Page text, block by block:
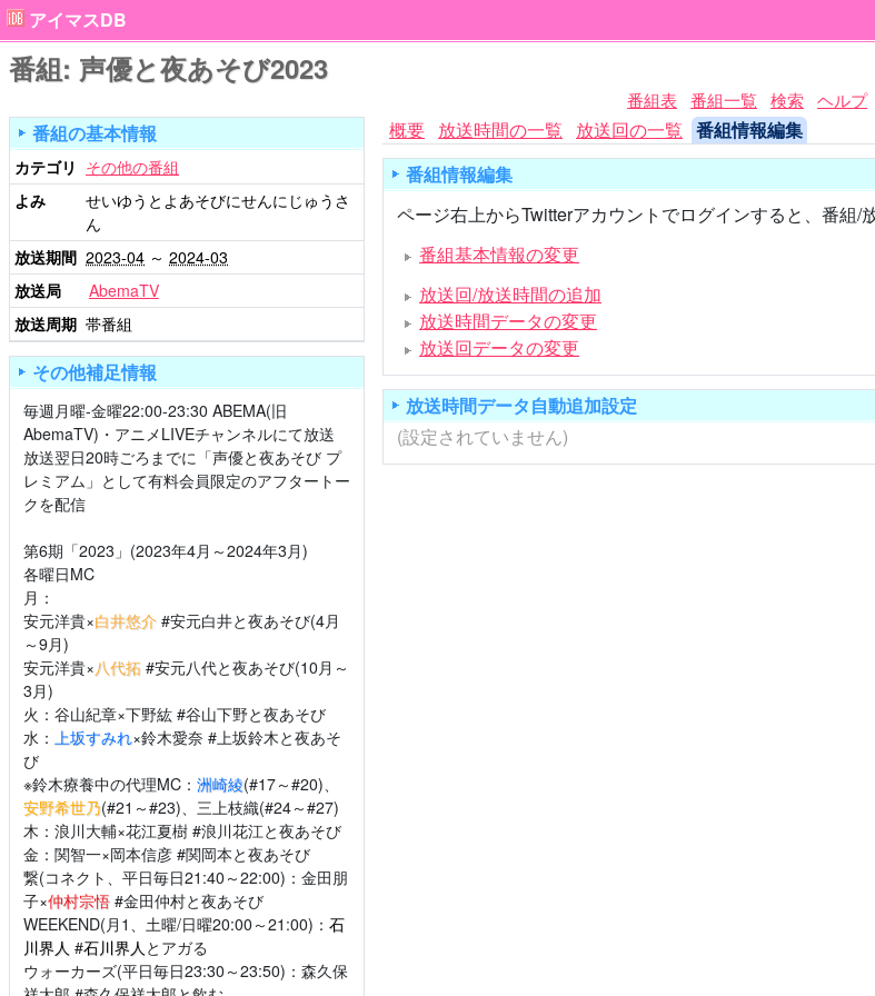
アイマスDB
番組: 声優と夜あそび2023
番組表 番組一覧 検索 ヘルプ
概要 放送時間の一覧 放送回の一覧 番組情報編集
番組情報編集
ページ右上からTwitterアカウントでログインすると、番組/
番組基本情報の変更
放送回/放送時間の追加
放送時間データの変更
放送回データの変更
放送時間データ自動追加設定
(設定されていません)
番組の基本情報
カテゴリ その他の番組
よみ
せいゆうとよあそびにせんにじゅうさ
ん
放送期間 2023-04 ～ 2024-03
放送局
AbemaTV
放送周期 帯番組
その他補足情報
毎週月曜-金曜22:00-23:30 ABEMA(旧
AbemaTV)・アニメLIVEチャンネルにて放送
放送翌日20時ごろまでに「声優と夜あそび プ
レミアム」として有料会員限定のアフタートー
クを配信
第6期「2023」(2023年4月～2024年3月)
各曜日MC
月：
安元洋貴×白井悠介 #安元白井と夜あそび(4月
～9月)
安元洋貴×八代拓 #安元八代と夜あそび(10月～
3月)
火：谷山紀章×下野紘 #谷山下野と夜あそび
水： 上坂すみれ×鈴木愛奈 #上坂鈴木と夜あそ
び
※鈴木療養中の代理MC： 洲崎綾(#17～#20)、
安野希世乃(#21～#23)、三上枝織(#24～#27)
木：浪川大輔×花江夏樹 #浪川花江と夜あそび
金：関智一×岡本信彦 #関岡本と夜あそび
繋(コネクト、平日毎日21:40～22:00)：金田朋
子×仲村宗悟 #金田仲村と夜あそび
WEEKEND(月1、土曜/日曜20:00～21:00)： 石
川界人 #石川界人 とアガる
ウォーカーズ(平日毎日23:30～23:50)：森久保